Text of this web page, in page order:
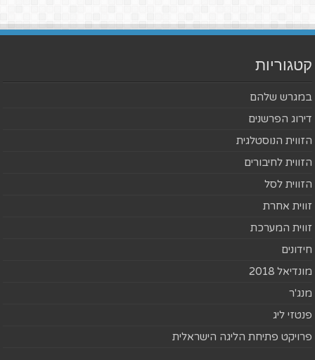
קטגוריות
במגרש שלהם
דירוג הפרשנים
הזווית הנוסטלגית
הזווית לחיבורים
הזווית לסל
זווית אחרת
זווית המערכת
חידונים
מונדיאל 2018
מנג'ר
פנטזי ליג
פרויקט פתיחת הליגה הישראלית